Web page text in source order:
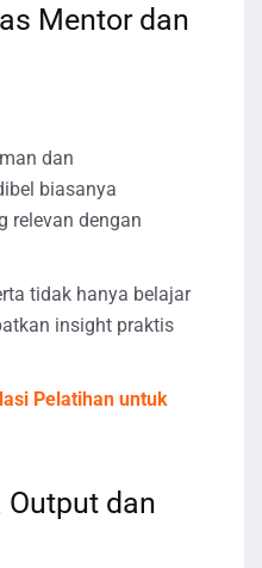
Mentor dan
dan
biasanya
relevan dengan
tidak hanya belajar
insight praktis
Pelatihan untuk
dan